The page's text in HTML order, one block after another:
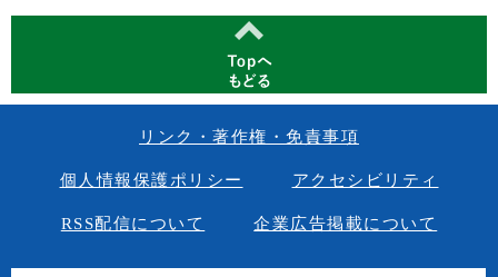
リンク・著作権・免責事項
個人情報保護ポリシー アクセシビリティ
RSS配信について 企業広告掲載について